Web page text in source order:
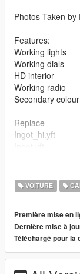
Photos Taken by
Features:
Working lights
Working dials
HD interior
Working radio
Secondary
Replace
Ingot_hi.yft
UPDATE 1.5
Fixed texture on
Join my discord
https://
VOITURE
Première mise en
Dernière mise à
Téléchargé pour la